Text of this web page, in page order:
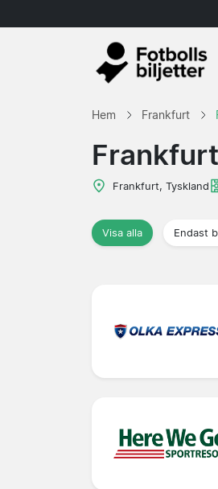
Hem Frankfurt
Frankfurt, Tyskland
Visa alla Endast